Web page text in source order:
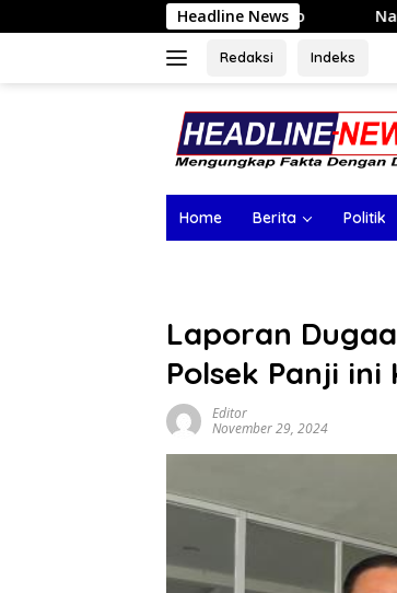
ke
Headline News
Nasim Khan Bersama Sufmi
Redaksi Indeks
Home Berita Politik
Laporan
Polsek Panji
Editor
November 29, 2024